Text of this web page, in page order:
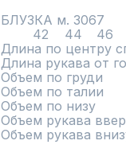
БЛУЗКА м. 3067
Длина по центру спинки
Длина рукава от
Объем по груди	92	96	100
Объем по талии	80	84	88
Объем по низу	106	110	114
Объем рукава вверху	33